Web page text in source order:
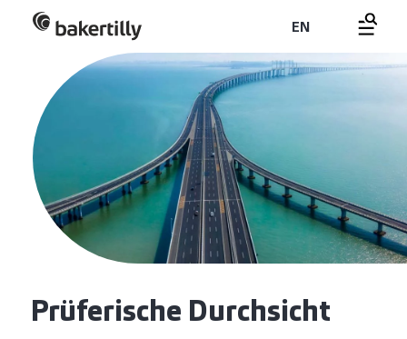
EN
Prüferische Durchsicht